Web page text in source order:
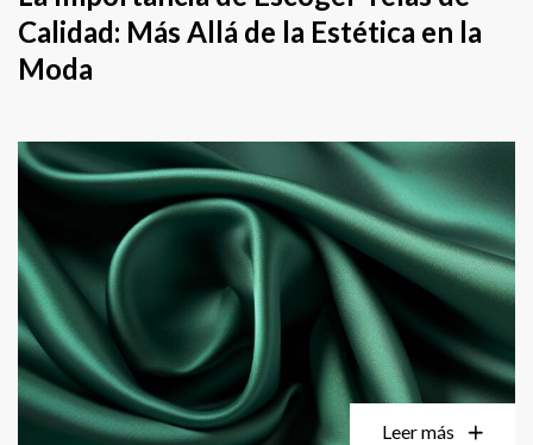
Calidad: Más Allá de la Estética en la
Moda
Leer más